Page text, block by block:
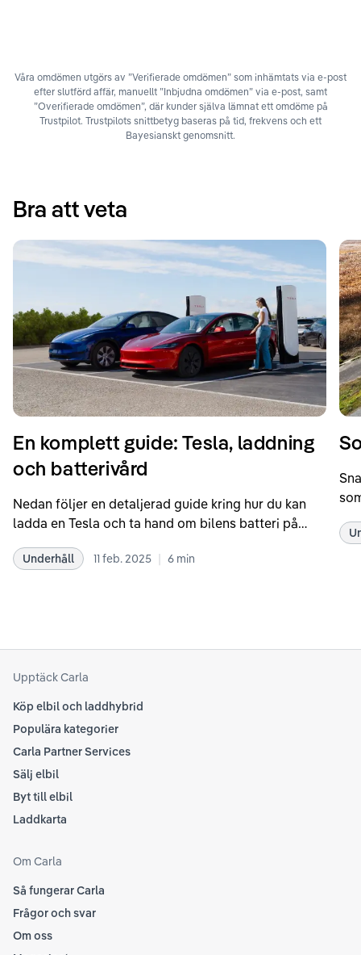
Våra omdömen utgörs av ”Verifierade omdömen” som inhämtats via e-post
efter slutförd affär, manuellt ”Inbjudna omdömen” via e-post, samt
”Overifierade omdömen”, där kunder själva lämnat ett omdöme på
Trustpilot. Trustpilots snittbetyg baseras på tid, frekvens och ett
Bayesianskt genomsnitt.
Bra att veta
En komplett guide: Tesla, laddning
och batterivård
Nedan följer en detaljerad guide kring hur du kan
ladda en Tesla och ta hand om bilens batteri på
rekommendationer samt våra egna erfarenheter
Underhåll 11 feb. 2025 | 6 min
att
Upptäck Carla
Köp elbil och laddhybrid
Populära kategorier
Carla Partner Services
Sälj elbil
Byt till elbil
Laddkarta
Om Carla
Så fungerar Carla
Frågor och svar
Om oss